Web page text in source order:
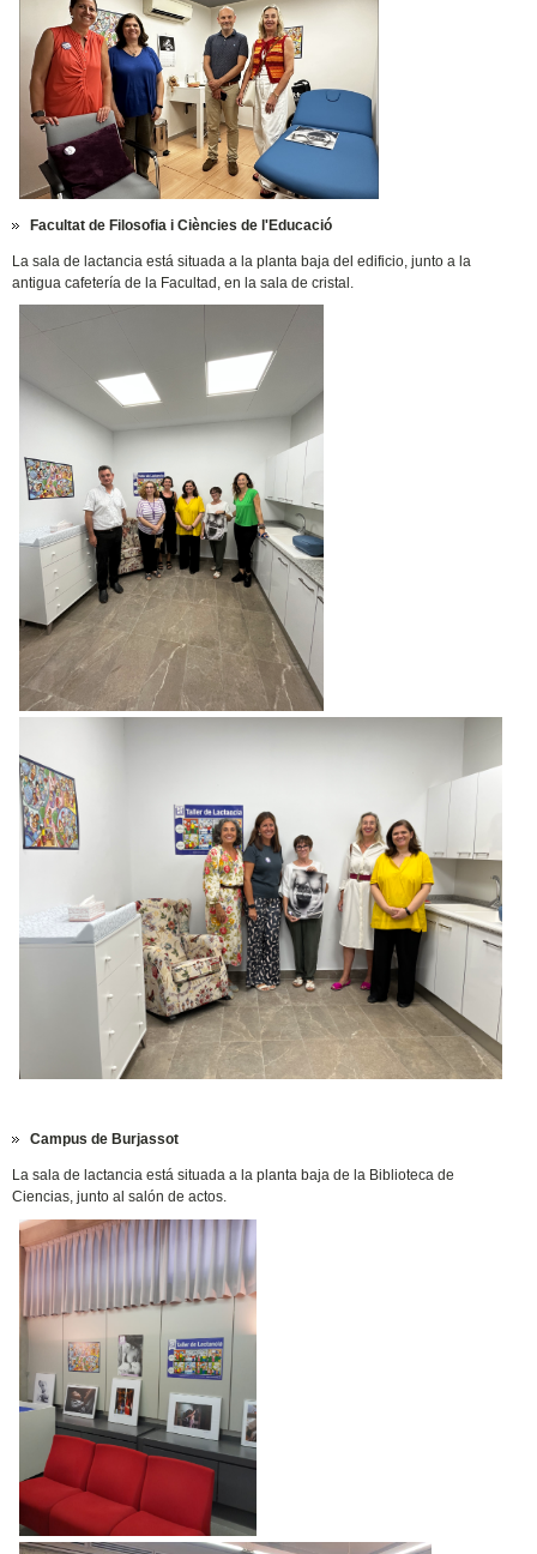
Facultat de Filosofia i Ciències de l'Educació
La sala de lactancia está situada a la planta baja del edificio, junto a la
antigua cafetería de la Facultad, en la sala de cristal.
Campus de Burjassot
La sala de lactancia está situada a la planta baja de la Biblioteca de
Ciencias, junto al salón de actos.